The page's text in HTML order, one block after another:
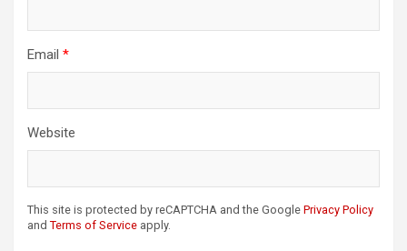
Email *
Website
This site is protected by reCAPTCHA and the Google Privacy Policy
and Terms of Service apply.